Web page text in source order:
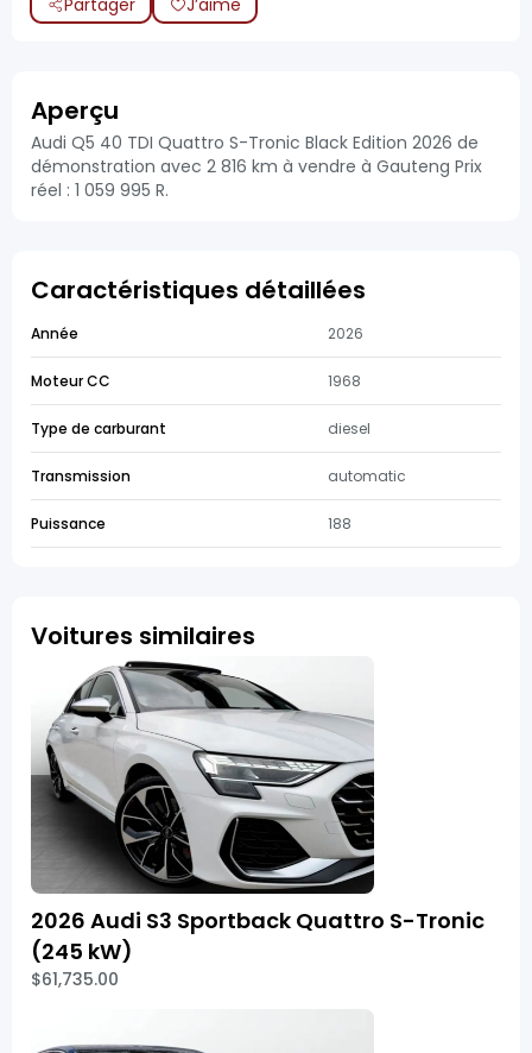
Aperçu
Audi Q5 40 TDI Quattro S-Tronic Black Edition 2026 de
démonstration avec 2 816 km à vendre à Gauteng Prix
réel : 1 059 995 R.
Caractéristiques détaillées
Année 2026
Moteur CC 1968
Type de carburant diesel
Transmission automatic
Puissance 188
Voitures similaires
2026 Audi S3 Sportback Quattro S-Tronic
(245 kW)
$61,735.00